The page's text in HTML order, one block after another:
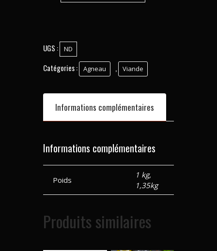
UGS : ND
Catégories : Agneau , Viande
Informations complémentaires
Informations complémentaires
Poids
1 kg,
1,35kg
Produits similaires